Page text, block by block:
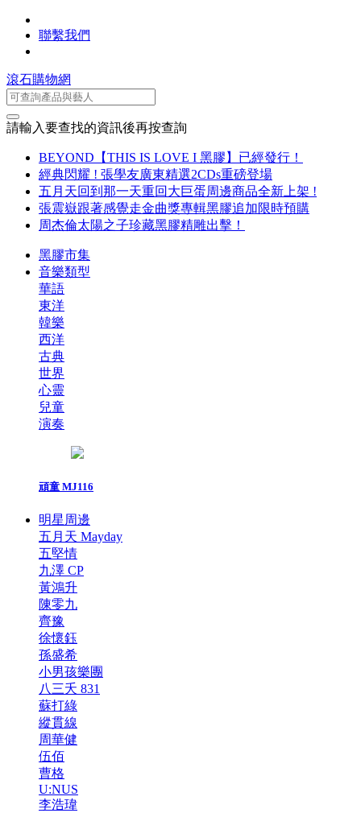
聯繫我們
滾石購物網
請輸入要查找的資訊後再按查詢
BEYOND【THIS IS LOVE I 黑膠】已經發行！
經典閃耀 ! 張學友廣東精選2CDs重磅登場
五月天回到那一天重回大巨蛋周邊商品全新上架 !
張震嶽跟著感覺走金曲獎專輯黑膠追加限時預購
周杰倫太陽之子珍藏黑膠精雕出擊！
黑膠市集
音樂類型
華語
東洋
韓樂
西洋
古典
世界
心靈
兒童
演奏
頑童 MJ116
明星周邊
五月天 Mayday
五堅情
九澤 CP
黃鴻升
陳零九
齊豫
徐懷鈺
孫盛希
小男孩樂團
八三夭 831
蘇打綠
縱貫線
周華健
伍佰
曹格
U:NUS
李浩瑋